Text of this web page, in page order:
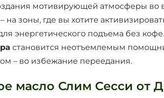
мотивирующей атмосферы во
– на зоны, где вы хотите
энергетического подъема без кофе.
становится неотъемлемым
– во избежание переедания.
масло Слим Сесси от